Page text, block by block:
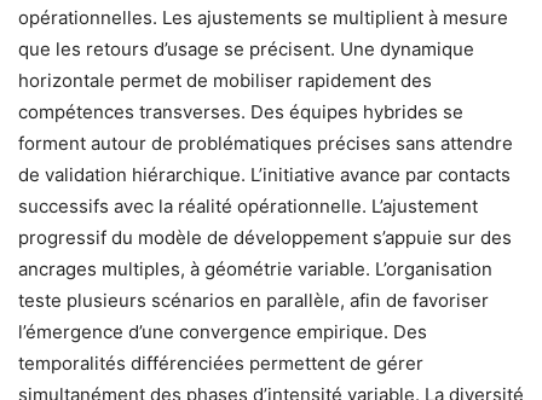
opérationnelles. Les ajustements se multiplient à mesure
que les retours d’usage se précisent. Une dynamique
horizontale permet de mobiliser rapidement des
compétences transverses. Des équipes hybrides se
forment autour de problématiques précises sans attendre
de validation hiérarchique. L’initiative avance par contacts
successifs avec la réalité opérationnelle. L’ajustement
progressif du modèle de développement s’appuie sur des
ancrages multiples, à géométrie variable. L’organisation
teste plusieurs scénarios en parallèle, afin de favoriser
l’émergence d’une convergence empirique. Des
temporalités différenciées permettent de gérer
simultanément des phases d’intensité variable. La diversité